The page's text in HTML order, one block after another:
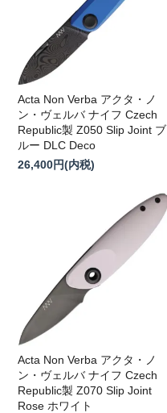
Acta Non Verba アクタ・ノ
ン・ヴェルバ ナイフ Czech
Republic製 Z050 Slip Joint ブ
ルー DLC Deco
26,400円(内税)
Acta Non Verba アクタ・ノ
ン・ヴェルバ ナイフ Czech
Republic製 Z070 Slip Joint
Rose ホワイト